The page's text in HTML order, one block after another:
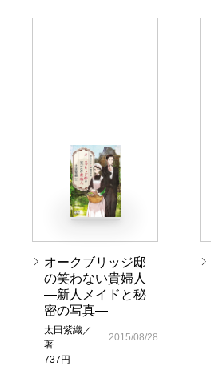
オークブリッジ邸
の笑わない貴婦人
―新人メイドと秘
密の写真―
太田紫織／
著
737円
2015/08/28